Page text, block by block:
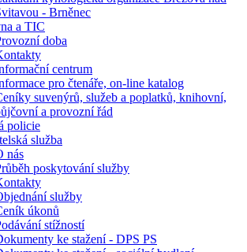
- Brněnec
a TIC
doba
centrum
pro čtenáře, on-line katalog
suvenýrů, služeb a poplatků, knihovní,
a provozní řád
policie
služba
nás
poskytování služby
služby
úkonů
stížností
ke stažení - DPS PS